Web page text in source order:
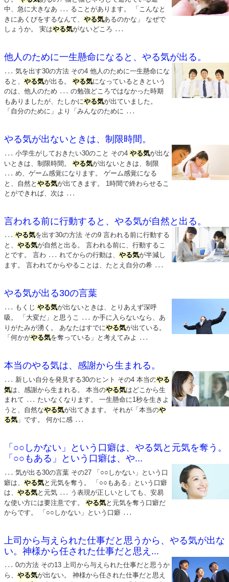
中、急に大きなあ ... ることがあります。 「こんなと
きにあくびをするなんて、 やる気あるのかな」 なぜで
しょうか。 実はやる気がないどころ ...
他人のために一生懸命になると、やる気が出る。
... 気を出す30の方法 その4 他人のために一生懸命にな
ると、 やる気が出る。 やる気になっているときという
のは、他人のため ... の勉強どころではなかった時期
もありましたが、たしかにやる気が出ていました。
「自分のために」より「みんなのために
...
やる気が出ないときは、制限時間。
... 小学生がしておきたい30のこと その4やる気が出な
いときは、制限時間。やる気が出ないときは、制限
... め、ゲーム感覚になります。 ゲーム感覚になる
と、自然とやる気が出てきます。 1時間で終わらせるこ
とができれば、次は ...
言われる前に行動すると、やる気が自然と出る。
... やる気を出す30の方法 その9 言われる前に行動する
と、 やる気が自然と出る。 言われる前に、行動するこ
とです。 言わ ... れてからの行動は、 やる気が半減し
ます。 言われてからやることは、たとえ自分の希 ...
やる気が出る30の言葉
... もくじ やる気が出ないときは、とりあえず深呼
吸。 「大変だ」と思うこ
... か手に入らないなら、あ
りがたみが湧く。 あなたはすでにやる気が出ている。
「何かがやる気を奪っている」と考えてみよ ...
本当のやる気は、感謝から生まれる。
... 新しい自分を発見する30のヒント その4 本当のやる
気は、感謝から生まれる。 本当のやる気はどこから生
まれて ... たいなくなります。 一生懸命に1秒を生きよ
うと、自然なやる気が出てきます。 それが「本当のや
る気 」です。 何かに感 ...
「○○しかない」という口癖は、やる気と元気を奪う。
「○○もある」という口癖は、や...
... 気が出る30の言葉 その27 「○○しかない」という口
癖は、やる気と元気を奪う。 「○○もある」という口癖
は、やる気と元気 ...
う表現が正しいとしても、安易
な使い方には要注意です。やる気と元気を奪う口癖だ
からです。 「○○しかない」という口癖 ...
上司から与えられた仕事だと思うから、やる気が出な
い。神様から任された仕事だと思え...
... 0の方法 その13 上司から与えられた仕事だと思うか
ら、 やる気が出ない。 神様から任された仕事だと思え